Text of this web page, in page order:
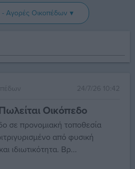
- Αγορές Οικοπέδων
24/7/26 10:42
Οικόπεδο
σε προνομιακή τοποθεσία
από φυσική
ιδιωτικότητα. Βρ...